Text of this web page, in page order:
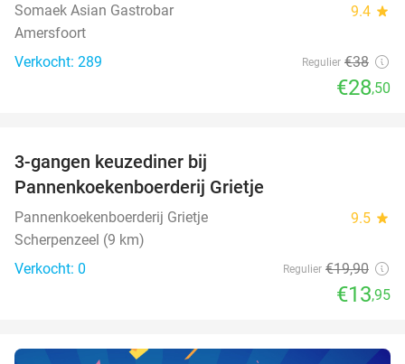
Somaek Asian Gastrobar 9.4 star
Amersfoort
Verkocht: 289
Regulier €38
€28,50
NEW
TODAY
3-gangen keuzediner bij
Pannenkoekenboerderij Grietje
Pannenkoekenboerderij Grietje 9.5 star
Scherpenzeel (9 km)
Verkocht: 0
Regulier €19,90
€13,95